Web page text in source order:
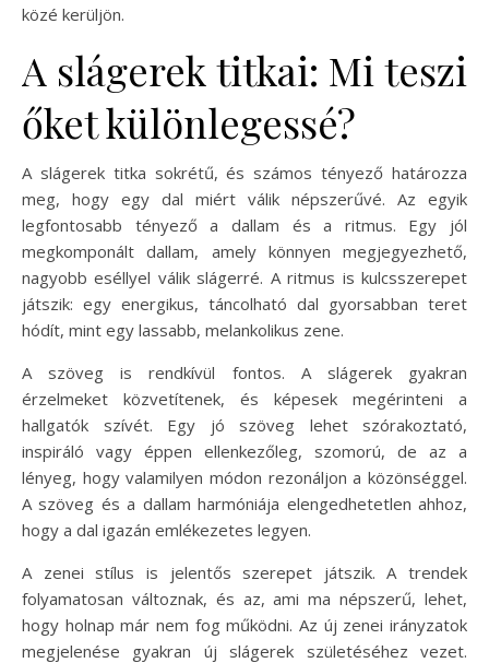
közé kerüljön.
A slágerek titkai: Mi teszi
őket különlegessé?
A slágerek titka sokrétű, és számos tényező határozza
meg, hogy egy dal miért válik népszerűvé. Az egyik
legfontosabb tényező a dallam és a ritmus. Egy jól
megkomponált dallam, amely könnyen megjegyezhető,
nagyobb eséllyel válik slágerré. A ritmus is kulcsszerepet
játszik: egy energikus, táncolható dal gyorsabban teret
hódít, mint egy lassabb, melankolikus zene.
A szöveg is rendkívül fontos. A slágerek gyakran
érzelmeket közvetítenek, és képesek megérinteni a
hallgatók szívét. Egy jó szöveg lehet szórakoztató,
inspiráló vagy éppen ellenkezőleg, szomorú, de az a
lényeg, hogy valamilyen módon rezonáljon a közönséggel.
A szöveg és a dallam harmóniája elengedhetetlen ahhoz,
hogy a dal igazán emlékezetes legyen.
A zenei stílus is jelentős szerepet játszik. A trendek
folyamatosan változnak, és az, ami ma népszerű, lehet,
hogy holnap már nem fog működni. Az új zenei irányzatok
megjelenése gyakran új slágerek születéséhez vezet.